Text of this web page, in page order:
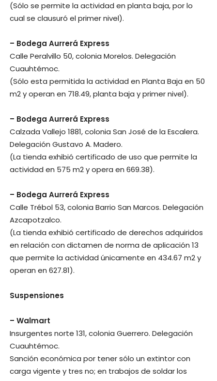
(Sólo se permite la actividad en planta baja, por lo
cual se clausuró el primer nivel).
– Bodega Aurrerá Express
Calle Peralvillo 50, colonia Morelos. Delegación
Cuauhtémoc.
(Sólo esta permitida la actividad en Planta Baja en 50
m2 y operan en 718.49, planta baja y primer nivel).
– Bodega Aurrerá Express
Calzada Vallejo 1881, colonia San José de la Escalera.
Delegación Gustavo A. Madero.
(La tienda exhibió certificado de uso que permite la
actividad en 575 m2 y opera en 669.38).
– Bodega Aurrerá Express
Calle Trébol 53, colonia Barrio San Marcos. Delegación
Azcapotzalco.
(La tienda exhibió certificado de derechos adquiridos
en relación con dictamen de norma de aplicación 13
que permite la actividad únicamente en 434.67 m2 y
operan en 627.81).
Suspensiones
– Walmart
Insurgentes norte 131, colonia Guerrero. Delegación
Cuauhtémoc.
Sanción económica por tener sólo un extintor con
carga vigente y tres no; en trabajos de soldar los